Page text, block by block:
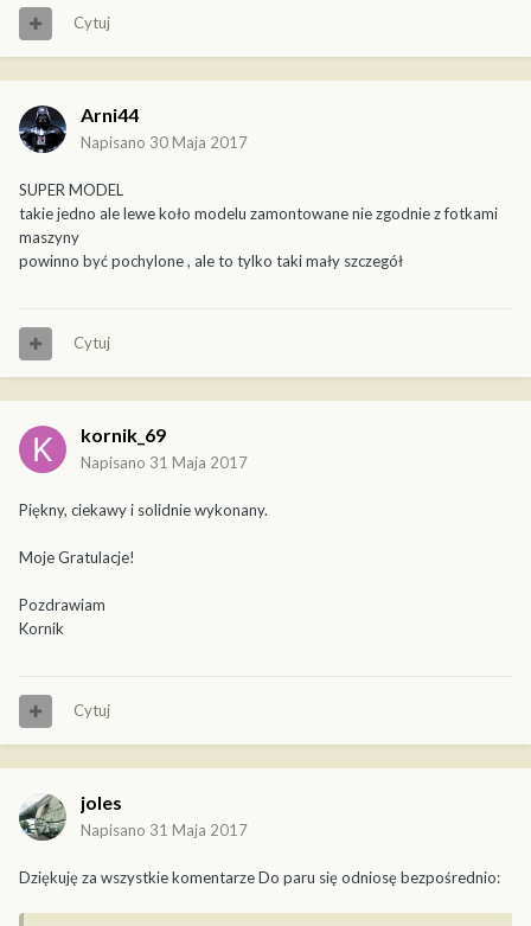
Cytuj
Arni44
Napisano 30 Maja 2017
SUPER MODEL
takie jedno ale lewe koło modelu zamontowane nie zgodnie z fotkami
maszyny
powinno być pochylone , ale to tylko taki mały szczegół
Cytuj
kornik_69
Napisano 31 Maja 2017
Piękny, ciekawy i solidnie wykonany.
Moje Gratulacje!
Pozdrawiam
Kornik
Cytuj
joles
Napisano 31 Maja 2017
Dziękuję za wszystkie komentarze Do paru się odniosę bezpośrednio: